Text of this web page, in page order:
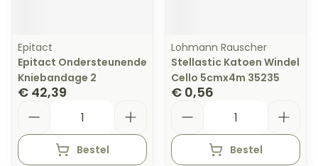
Epitact
Epitact Ondersteunende
Kniebandage 2
€ 42,39
Bestel
Lohmann Rauscher
Stellastic Katoen Windel
Cello 5cmx4m 35235
€ 0,56
Bestel